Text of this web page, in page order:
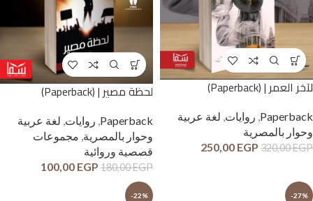
لآخر العمر | (Paperback)
Paperback
, روايات, لغة عربية
وحوار بالمصرية
320,00EGP
250,00 EGP
لحظة مصير | (Paperback)
Paperback
, روايات, لغة عربية
وحوار بالمصرية, مجموعات
قصصية وروائية
180,00EGP
100,00 EGP
-27%
-22%